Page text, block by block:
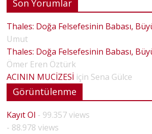
Son Yorumlar
Thales: Doğa Felsefesinin Babası,
Umut
Thales: Doğa Felsefesinin Babası,
Ömer Eren Öztürk
ACININ MUCİZESİ için Sena Gülce
Görüntülenme
Kayıt Ol - 99.357 views
- 88.978 views